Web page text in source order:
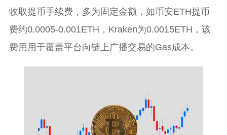
收取提币手续费，多为固定金额，如币安ETH提币
费约0.0005-0.001ETH，Kraken为0.0015ETH，该
费用用于覆盖平台向链上广播交易的Gas成本。